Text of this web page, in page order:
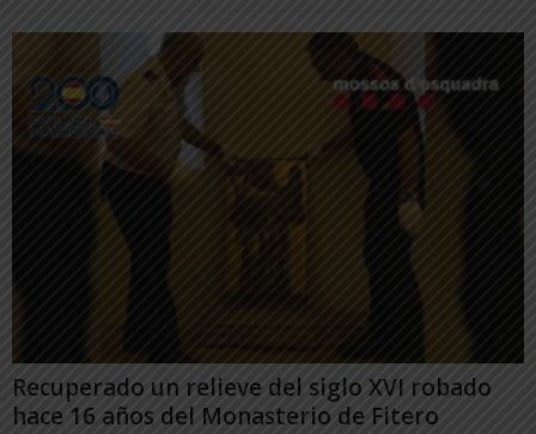
Recuperado un relieve del siglo XVI robado
hace 16 años del Monasterio de Fitero